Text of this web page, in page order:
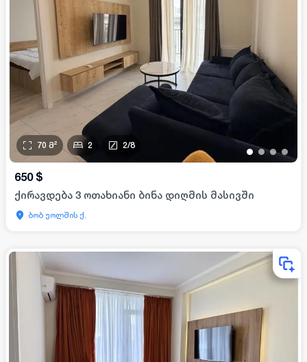
••••
70 მ² 2 2/8
650 $
ქირავდება 3 ოთახიანი ბინა დიღმის მასივში
ბობ უოლშის ქ.